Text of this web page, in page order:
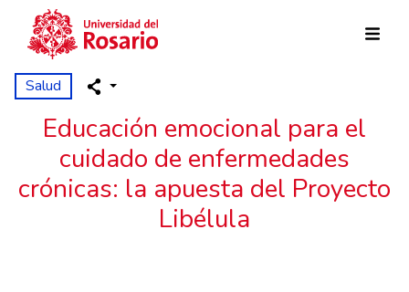
Pasar al contenido principal
Salud
Educación emocional para el
cuidado de enfermedades
crónicas: la apuesta del Proyecto
Libélula